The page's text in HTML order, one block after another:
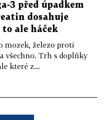
3 před úpadkem
dosahuje
to ale háček
mozek, železo proti
všechno. Trh s doplňky
které z...